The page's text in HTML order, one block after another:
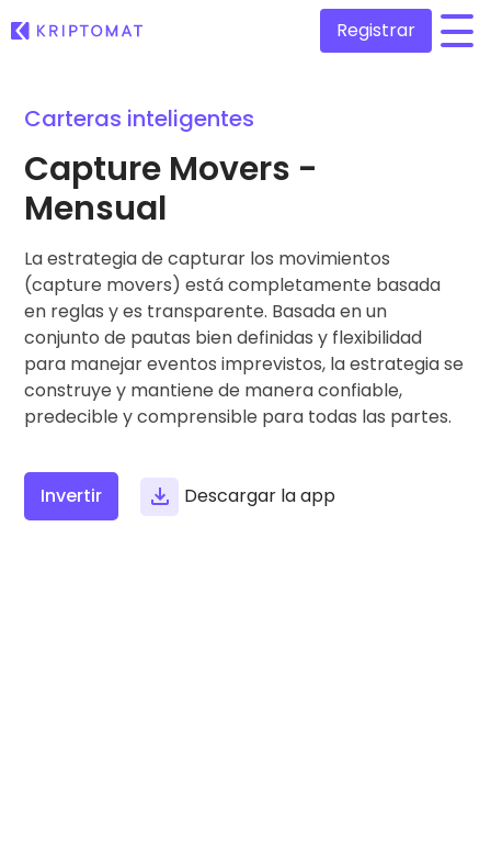
Todos los precios
Top de Ganadores y Perdedores
Encontrar oportunidades de inversión
Añadidos recientemente
Tokens recién añadidos a Kriptomat
Si hubiera comprado 100€ de…
…hoy valdría
Comprar y vender criptomonedas
Intercambio de criptomonedas
Más de 1.000 opciones de emparejamiento
Carteras inteligentes
Una forma inteligente de invertir en criptomonedas
Monedero Kriptomat
Explorador de inversiones
Encuentra tu estrategia cripto
Registrar
Carteras inteligentes
Capture Movers -
Mensual
La estrategia de capturar los movimientos
(capture movers) está completamente basada
en reglas y es transparente. Basada en un
conjunto de pautas bien definidas y flexibilidad
para manejar eventos imprevistos, la estrategia se
construye y mantiene de manera confiable,
predecible y comprensible para todas las partes.
Invertir Descargar la app